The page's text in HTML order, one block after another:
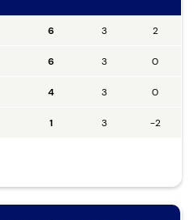
6 3 2
6 3 0
4 3 0
1 3 -2